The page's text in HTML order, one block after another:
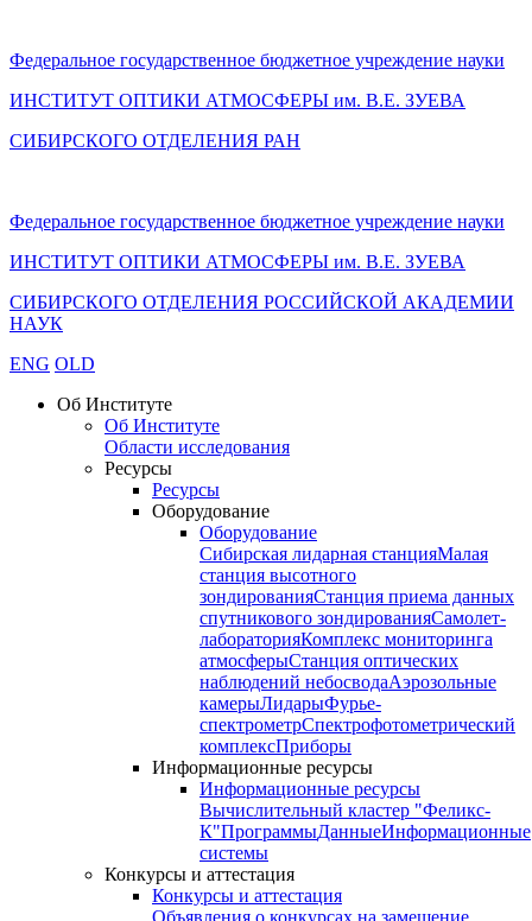
Федеральное государственное бюджетное учреждение науки
ИНСТИТУТ ОПТИКИ АТМОСФЕРЫ им. В.Е. ЗУЕВА
СИБИРСКОГО ОТДЕЛЕНИЯ РАН
Федеральное государственное бюджетное учреждение науки
ИНСТИТУТ ОПТИКИ АТМОСФЕРЫ им. В.Е. ЗУЕВА
СИБИРСКОГО ОТДЕЛЕНИЯ РОССИЙСКОЙ АКАДЕМИИ
НАУК
ENG OLD
Об Институте
Об Институте
Области исследования
Ресурсы
Ресурсы
Оборудование
Оборудование
Сибирская лидарная станцияМалая
станция высотного
зондированияСтанция приема данных
спутникового зондированияСамолет-
лабораторияКомплекс мониторинга
атмосферыСтанция оптических
наблюдений небосводаАэрозольные
камерыЛидарыФурье-
спектрометрСпектрофотометрический
комплексПриборы
Информационные ресурсы
Информационные ресурсы
Вычислительный кластер "Феликс-
К"ПрограммыДанныеИнформационные
системы
Конкурсы и аттестация
Конкурсы и аттестация
Объявления о конкурсах на замещение